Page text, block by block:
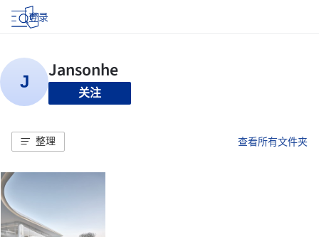
登录
关注
整理 查看所有文件夹